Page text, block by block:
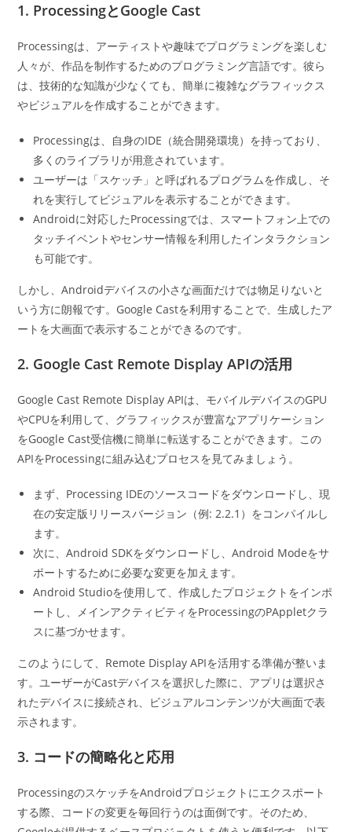
1. ProcessingとGoogle Cast
Processingは、アーティストや趣味でプログラミングを楽しむ
人々が、作品を制作するためのプログラミング言語です。彼ら
は、技術的な知識が少なくても、簡単に複雑なグラフィックス
やビジュアルを作成することができます。
Processingは、自身のIDE（統合開発環境）を持っており、
多くのライブラリが用意されています。
ユーザーは「スケッチ」と呼ばれるプログラムを作成し、そ
れを実行してビジュアルを表示することができます。
Androidに対応したProcessingでは、スマートフォン上での
タッチイベントやセンサー情報を利用したインタラクション
も可能です。
しかし、Androidデバイスの小さな画面だけでは物足りないと
いう方に朗報です。Google Castを利用することで、生成したア
ートを大画面で表示することができるのです。
2. Google Cast Remote Display APIの活用
Google Cast Remote Display APIは、モバイルデバイスのGPU
やCPUを利用して、グラフィックスが豊富なアプリケーション
をGoogle Cast受信機に簡単に転送することができます。この
APIをProcessingに組み込むプロセスを見てみましょう。
まず、Processing IDEのソースコードをダウンロードし、現
在の安定版リリースバージョン（例: 2.2.1）をコンパイルし
ます。
次に、Android SDKをダウンロードし、Android Modeをサ
ポートするために必要な変更を加えます。
Android Studioを使用して、作成したプロジェクトをインポ
ートし、メインアクティビティをProcessingのPAppletクラ
スに基づかせます。
このようにして、Remote Display APIを活用する準備が整いま
す。ユーザーがCastデバイスを選択した際に、アプリは選択さ
れたデバイスに接続され、ビジュアルコンテンツが大画面で表
示されます。
3. コードの簡略化と応用
ProcessingのスケッチをAndroidプロジェクトにエクスポート
する際、コードの変更を毎回行うのは面倒です。そのため、